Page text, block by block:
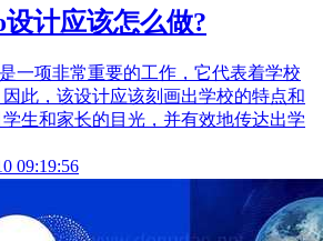
计应该怎么做?
一项非常重要的工作，它代表着学校
此，该设计应该刻画出学校的特点和
生和家长的目光，并有效地传达出学
09:19:56